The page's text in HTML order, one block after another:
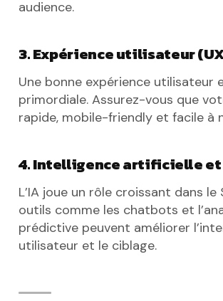
audience.
3. Expérience utilisateur
Une bonne expérience utilisateur
primordiale. Assurez-vous que
rapide, mobile-friendly et facile à
4. Intelligence artificielle et
L’IA joue un rôle croissant dans le
outils comme les chatbots et
prédictive peuvent améliorer
utilisateur et le ciblage.